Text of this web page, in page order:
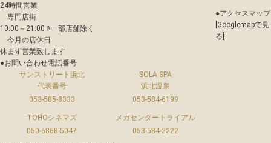
24時間営業
専門店街
10:00～21:00 ※一部店舗除く
今月の店休日
休まず営業致します
●お問い合わせ電話番号
サンストリート浜北
代表番号
053-585-8333
SOLA SPA
浜北温泉
053-584-6199
TOHOシネマズ
050-6868-5047
メガセンタートライアル
053-584-2222
●アクセスマップ
[Googlemapで見
る]